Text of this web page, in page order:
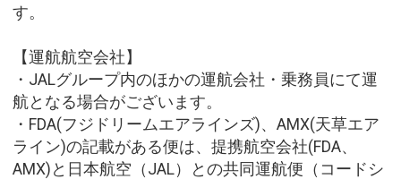
す。
【運航航空会社】
・JALグループ内のほかの運航会社・乗務員にて運
航となる場合がございます。
・FDA(フジドリームエアラインズ)、AMX(天草エア
ライン)の記載がある便は、提携航空会社(FDA、
AMX)と日本航空（JAL）との共同運航便（コードシ